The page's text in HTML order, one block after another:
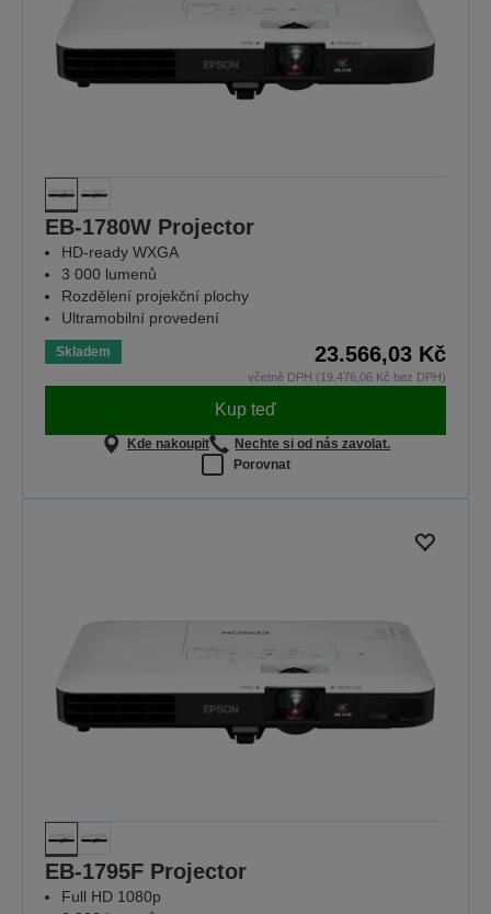
EB-1780W Projector
HD-ready WXGA
3 000 lumenů
Rozdělení projekční plochy
Ultramobilní provedení
Skladem 23.566,03 Kč
včetně DPH (19.476,06 Kč bez DPH)
Kup teď
Kde nakoupit
Nechte si od nás zavolat.
Porovnat
EB-1795F Projector
Full HD 1080p